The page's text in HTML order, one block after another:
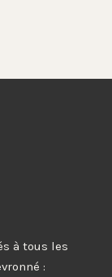
à tous les
: